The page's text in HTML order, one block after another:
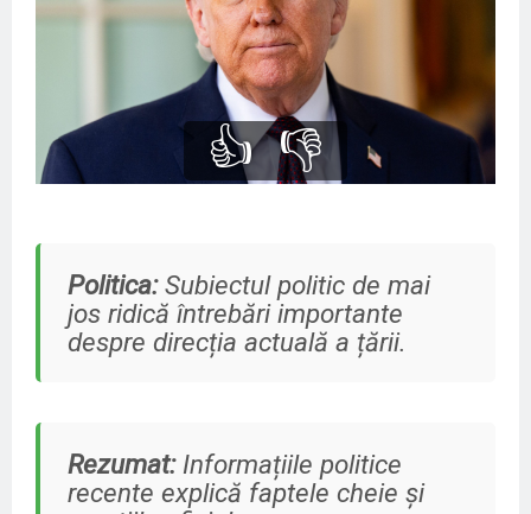
👍 👎
Politica:Subiectul politic de mai
jos ridică întrebări importante
despre direcția actuală a țării.
Rezumat:Informațiile politice
recente explică faptele cheie și